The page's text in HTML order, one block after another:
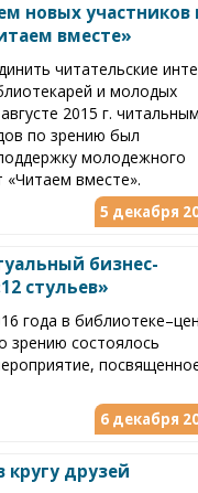
новых участников
вместе»
читательские
и молодых
2015 г.
по зрению был
молодежного
вместе».
5 декабря
бизнес-
стульев»
года в
зрению состоялось
6 декабря
кругу друзей